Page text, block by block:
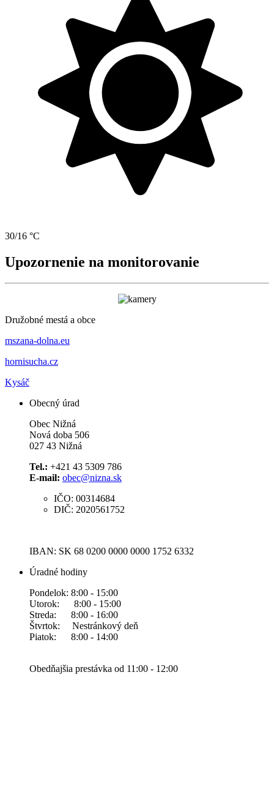
30/16 °C
Upozornenie na monitorovanie
Družobné mestá a obce
mszana-dolna.eu
hornisucha.cz
Kysáč
Obecný úrad
Obec Nižná
Nová doba 506
027 43 Nižná
Tel.: +421 43 5309 786
E-mail: obec@nizna.sk
IČO: 00314684
DIČ: 2020561752
IBAN: SK 68 0200 0000 0000 1752 6332
Úradné hodiny
Pondelok: 8:00 - 15:00
Utorok: 8:00 - 15:00
Streda: 8:00 - 16:00
Štvrtok: Nestránkový deň
Piatok: 8:00 - 14:00
Obedňajšia prestávka od 11:00 - 12:00